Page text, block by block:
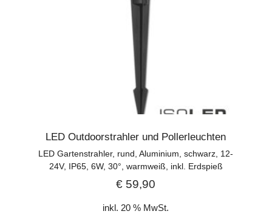
LED Outdoorstrahler und Pollerleuchten
LED Gartenstrahler, rund, Aluminium, schwarz, 12-
24V, IP65, 6W, 30°, warmweiß, inkl. Erdspieß
€ 59,90
inkl. 20 % MwSt.